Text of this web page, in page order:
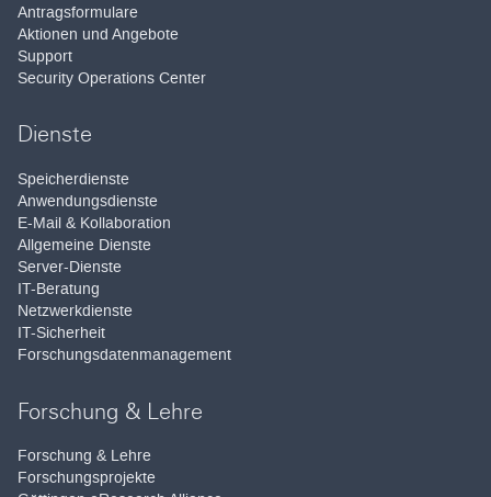
Antragsformulare
Aktionen und Angebote
Support
Security Operations Center
Dienste
Speicherdienste
Anwendungsdienste
E-Mail & Kollaboration
Allgemeine Dienste
Server-Dienste
IT-Beratung
Netzwerkdienste
IT-Sicherheit
Forschungsdatenmanagement
Forschung & Lehre
Forschung & Lehre
Forschungsprojekte